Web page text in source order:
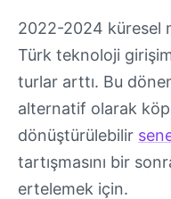
2022-2024 küresel
Türk teknoloji
turlar arttı. Bu
alternatif olarak
dönüştürülebilir
tartışmasını bir
ertelemek için.